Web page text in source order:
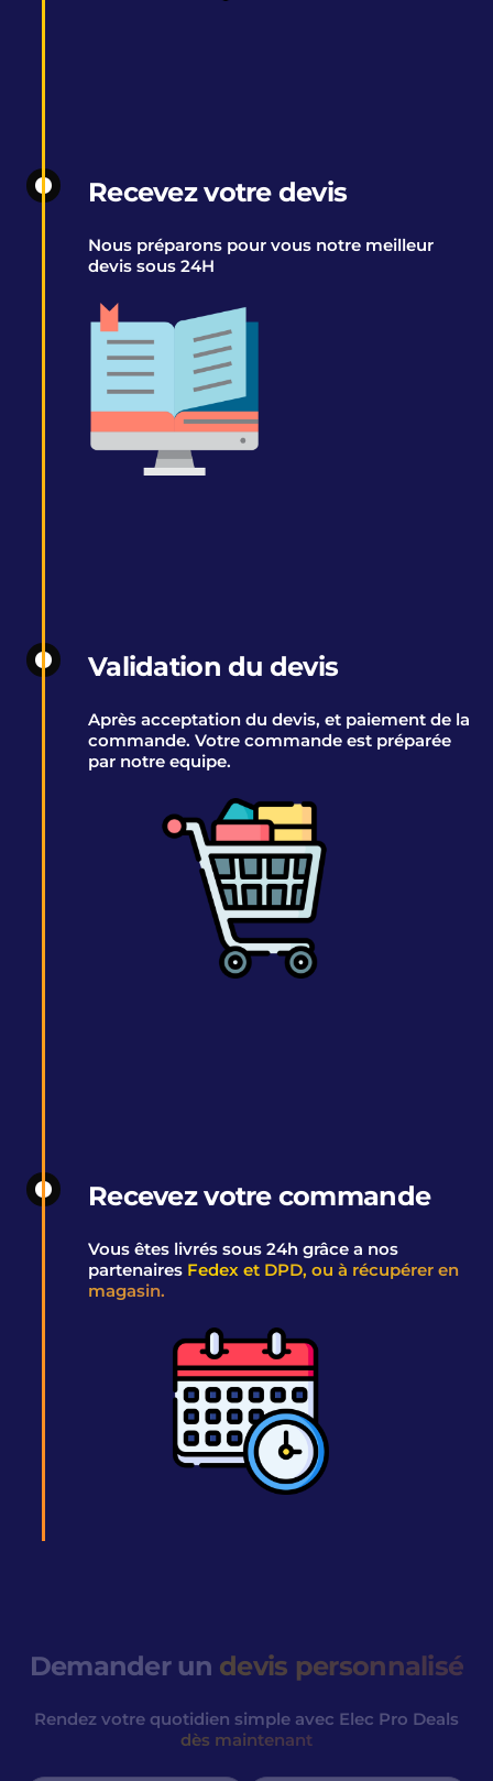
Recevez votre devis
Nous préparons pour vous notre meilleur
devis sous 24H
Validation du devis
Après acceptation du devis, et paiement de la
commande. Votre commande est préparée
par notre equipe.
Recevez votre commande
Vous êtes livrés sous 24h grâce a nos
partenaires Fedex et DPD, ou à récupérer en
magasin.
Demander un devis personnalisé
Rendez votre quotidien simple avec Elec Pro Deals
dès maintenant